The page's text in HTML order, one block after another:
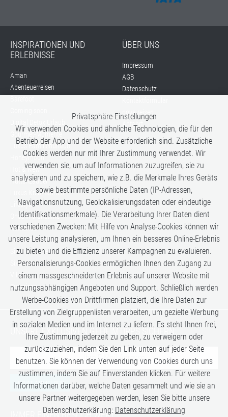
INSPIRATIONEN UND
ERLEBNISSE
Aman
Abenteuerreisen
Gourmet-Momente
Luxus Familienurlaub
Honeymoon
Hot & New
Hüttenzauber
Luxus Kreuzfahrten
Lifestyle
Once in a Lifetime
Romance
Safari-Erlebnisse
Simply the Best
Six Senses
Villen
Zugreisen
ÜBER UNS
Impressum
AGB
Datenschutz
nova reisen
Anfahrt
UNSERE EXKLUSIVEN GEHEIMTIPPS SICHERN:
JETZT ANMELDEN
IMMER EINEN BESUCH WERT:
Privatsphäre-Einstellungen
Wir verwenden Cookies und ähnliche Technologien, die für den
Betrieb der App und der Website erforderlich sind. Zusätzliche
Cookies werden nur mit Ihrer Zustimmung verwendet. Wir
verwenden sie, um auf Informationen zuzugreifen, sie zu
analysieren und zu speichern, wie z.B. die Merkmale Ihres Geräts
sowie bestimmte persönliche Daten (IP-Adressen,
Navigationsnutzung, Geolokalisierungsdaten oder eindeutige
Identifikationsmerkmale). Die Verarbeitung Ihrer Daten dient
verschiedenen Zwecken: Mit Hilfe von Analyse-Cookies können wir
unsere Leistung analysieren, um Ihnen ein besseres Online-Erlebnis
zu bieten und die Effizienz unserer Kampagnen zu evaluieren.
Personalisierungs-Cookies ermöglichen Ihnen den Zugang zu
einem massgeschneiderten Erlebnis auf unserer Website mit
nutzungsabhängigen Angeboten und Support. Schließlich werden
Werbe-Cookies von Drittfirmen platziert, die Ihre Daten zur
Erstellung von Zielgruppenlisten verarbeiten, um gezielte Werbung
in sozialen Medien und im Internet zu liefern. Es steht Ihnen frei,
Ihre Zustimmung jederzeit zu geben, zu verweigern oder
zurückzuziehen, indem Sie den Link unten auf jeder Seite
benutzen. Sie können der Verwendung von Cookies durch uns
zustimmen, indem Sie auf Einverstanden klicken. Für weitere
Informationen darüber, welche Daten gesammelt und wie sie an
unsere Partner weitergegeben werden, lesen Sie bitte unsere
Datenschutzerkärung: Datenschutzerklärung